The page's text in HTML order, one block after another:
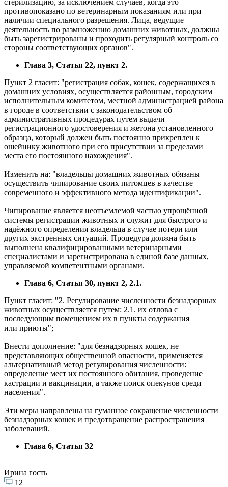
противопоказано по ветеринарным показаниям или при
наличии специального разрешения. Лица, ведущие
деятельность по размножению домашних животных, должны
быть зарегистрированы и проходить регулярный контроль со
стороны соответствующих органов".
Глава 3, Статья 22, пункт 2.
Пункт 2 гласит: "регистрация собак, кошек, содержащихся в
домашних условиях, осуществляется районным, городским
исполнительным комитетом, местной администрацией района
в городе в соответствии с законодательством об
административных процедурах путем выдачи
регистрационного удостоверения и жетона установленного
образца, который должен быть постоянно прикреплен к
ошейнику животного при его присутствии за пределами
места его постоянного нахождения".
Изменить на: "владельцы домашних животных обязаны
осуществить чипирование своих питомцев в качестве
современного и эффективного метода идентификации".
Чипирование является неотъемлемой частью упрощённой
системы регистрации животных и служит для быстрого и
надёжного определения владельца в случае потери или
других экстренных ситуаций. Процедура должна быть
выполнена квалифицированными ветеринарными
специалистами и зарегистрирована в единой базе данных,
управляемой компетентными органами.
Глава 6, Статья 30, пункт 2, 2.1.
Пункт гласит: "2. Регулирование численности безнадзорных
животных осуществляется путем: 2.1. их отлова с
последующим помещением их в пункты содержания
или приюты";
Внести дополнение: "для безнадзорных кошек, не
представляющих общественной опасности, применяется
альтернативный метод регулирования численности:
определение мест их постоянного обитания, проведение
кастрации и вакцинации, а также поиск опекунов среди
населения".
Эти меры направлены на гуманное сокращение численности
безнадзорных кошек и предотвращение распространения
заболеваний.
Глава 6, Статья 32
Ирина гость
12